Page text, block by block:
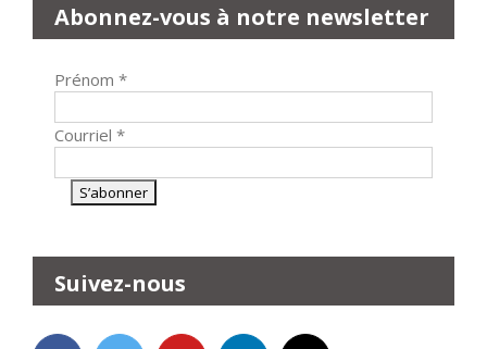
Abonnez-vous à notre newsletter
Prénom *
Courriel *
Suivez-nous